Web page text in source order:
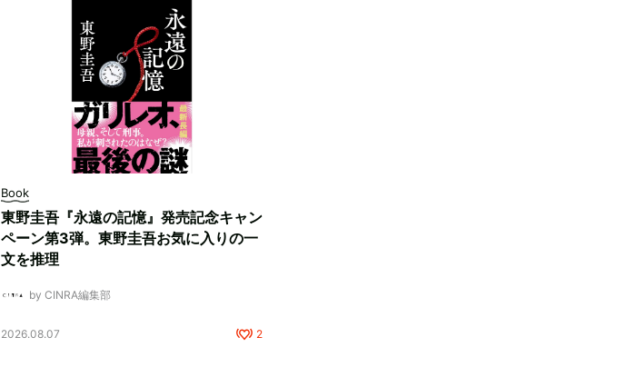
Book
東野圭吾『永遠の記憶』発売記念キャン
ペーン第3弾。東野圭吾お気に入りの一
文を推理
by CINRA編集部
2026.08.07 2